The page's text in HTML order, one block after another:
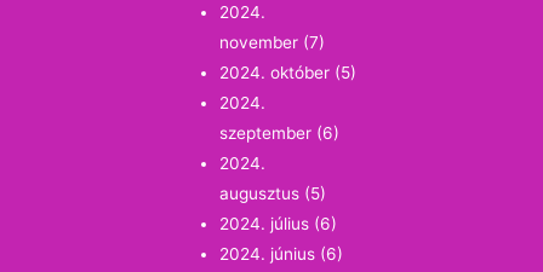
2024.
november (7)
2024. október (5)
2024.
szeptember (6)
2024.
augusztus (5)
2024. július (6)
2024. június (6)